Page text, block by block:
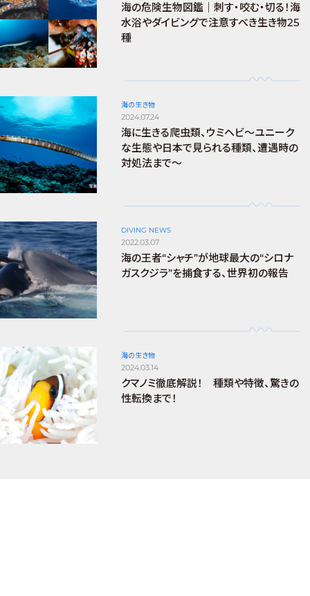
海の危険生物図鑑｜刺す・咬む・切る！海
水浴やダイビングで注意すべき生き物25
種
海の生き物
2024.07.24
海に生きる爬虫類、ウミヘビ～ユニーク
な生態や日本で見られる種類、遭遇時の
対処法まで～
DIVING NEWS
2022.03.07
海の王者“シャチ”が地球最大の“シロナ
ガスクジラ”を捕食する、世界初の報告
海の生き物
2024.03.14
クマノミ徹底解説！ 種類や特徴、驚きの
性転換まで！